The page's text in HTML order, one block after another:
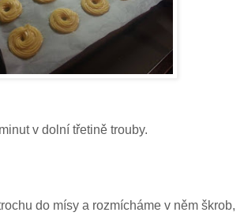
v dolní třetině trouby.
do mísy a rozmícháme v něm škrob,